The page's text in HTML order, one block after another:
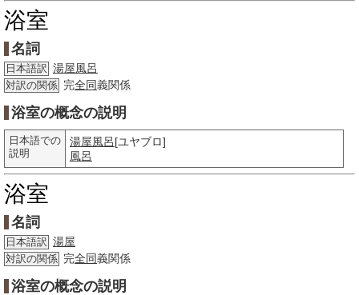
浴室
名詞
日本語訳 湯屋風呂
対訳の関係 完全同義関係
浴室の概念の説明
日本語での
説明
湯屋風呂[ユヤブロ]
風呂
浴室
名詞
日本語訳 湯屋
対訳の関係 完全同義関係
浴室の概念の説明